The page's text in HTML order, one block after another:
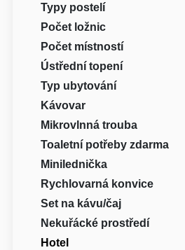
Typy postelí
Počet ložnic
Počet místností
Ústřední topení
Typ ubytování
Kávovar
Mikrovlnná trouba
Toaletní potřeby zdarma
Minilednička
Rychlovarná konvice
Set na kávu/čaj
Nekuřácké prostředí
Hotel